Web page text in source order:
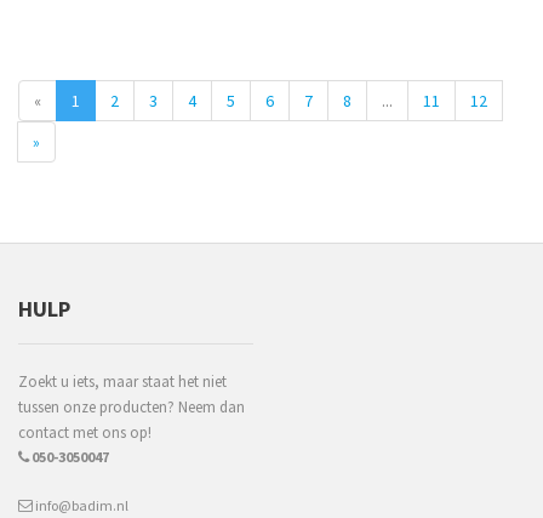
« 1 2 3 4 5 6 7 8 ... 11
12
»
HULP
Zoekt u iets, maar staat het niet
tussen onze producten? Neem dan
contact met ons op!
050-3050047
info@badim.nl